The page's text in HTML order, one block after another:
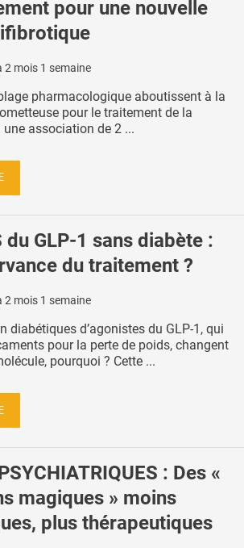
pour une nouvelle
2 mois 1 semaine
pharmacologique aboutissent à la
pour le traitement de la
association de 2 ...
du GLP-1 sans diabète :
du traitement ?
2 mois 1 semaine
diabétiques d’agonistes du GLP-1, qui
pour la perte de poids, changent
pourquoi ? Cette ...
: Des «
magiques » moins
plus thérapeutiques